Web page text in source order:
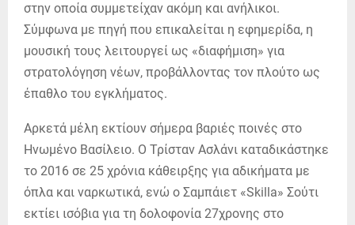
στην οποία συμμετείχαν ακόμη και ανήλικοι.
Σύμφωνα με πηγή που επικαλείται η εφημερίδα, η
μουσική τους λειτουργεί ως «διαφήμιση» για
στρατολόγηση νέων, προβάλλοντας τον πλούτο ως
έπαθλο του εγκλήματος.
Αρκετά μέλη εκτίουν σήμερα βαριές ποινές στο
Ηνωμένο Βασίλειο. Ο Τρίσταν Ασλάνι καταδικάστηκε
το 2016 σε 25 χρόνια κάθειρξης για αδικήματα με
όπλα και ναρκωτικά, ενώ ο Σαμπάιετ «Skilla» Σούτι
εκτίει ισόβια για τη δολοφονία 27χρονης στο